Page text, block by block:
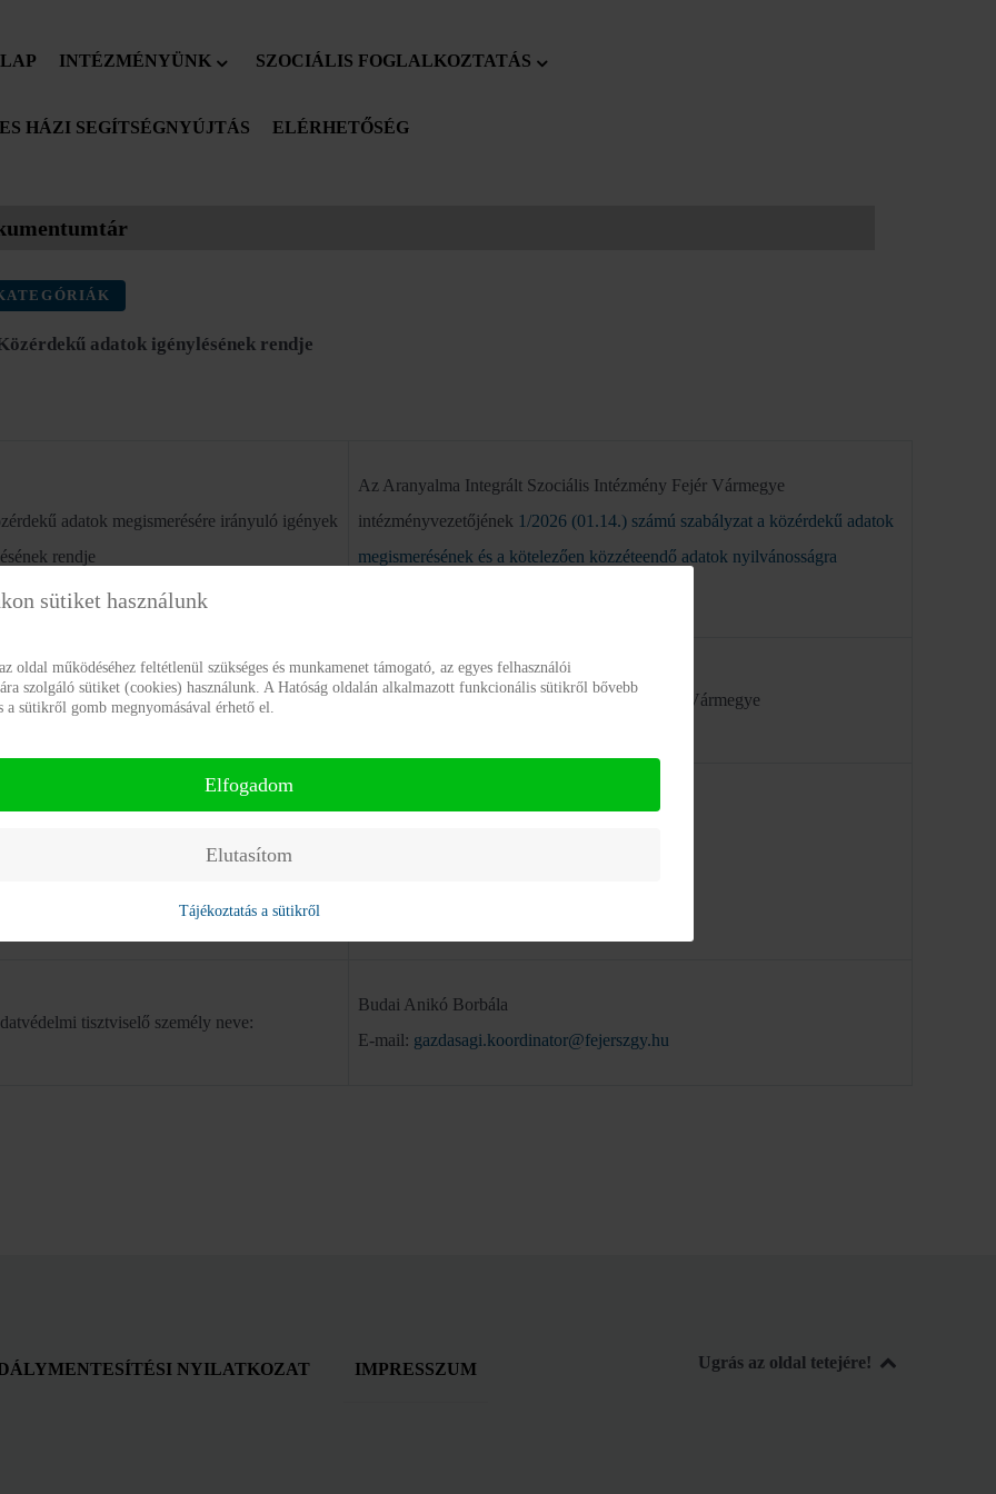
INTÉZMÉNYÜNK SZOCIÁLIS FOGLALKOZTATÁS
HÁZI SEGÍTSÉGNYÚJTÁS ELÉRHETŐSÉG
adatok igénylésének rendje
adatok megismerésére irányuló igények
rendje
Az Aranyalma Integrált Szociális Intézmény Fejér Vármegye
intézményvezetőjének 1/2026 (01.14.) számú szabályzat a közérdekű adatok
megismerésének és a kötelezően közzéteendő adatok nyilvánosságra
adatok megismerésére irányuló igények
illetékes szervezeti egység neve
Aranyalma Integrált Szociális Intézmény Fejér Vármegye
adatok megismerésére irányuló igények
illetékes szervezeti egység elérhetősége
elektronikus levélcíme)
Postacím: 8082 Gánt, Bányatelep 1.
tisztviselő személy neve:
Budai Anikó Borbála
E-mail: gazdasagi.koordinator@fejerszgy.hu
NYILATKOZAT IMPRESSZUM Ugrás az oldal tetejére!
sütiket használunk
oldal működéséhez feltétlenül szükséges és munkamenet támogató, az egyes felhasználói
szolgáló sütiket (cookies) használunk. A Hatóság oldalán alkalmazott funkcionális sütikről bővebb
a sütikről gomb megnyomásával érhető el.
Elfogadom
Elutasítom
Tájékoztatás a sütikről